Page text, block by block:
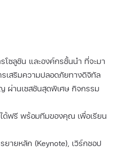
ซลูชัน และองค์กรชั้นนำ ที่จะมา
เสริมความปลอดภัยทางดิจิทัล
ผ่านเซสชันสุดพิเศษ กิจกรรม
ได้ฟรี พร้อมทีมของคุณ เพื่อเรียน
ายหลัก (Keynote), เวิร์กชอป